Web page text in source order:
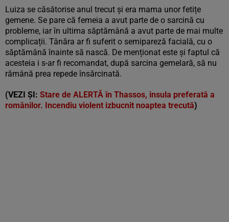
Luiza se căsătorise anul trecut și era mama unor fetițe
gemene. Se pare că femeia a avut parte de o sarcină cu
probleme, iar în ultima săptămână a avut parte de mai multe
complicații. Tânăra ar fi suferit o semipareză facială, cu o
săptămână înainte să nască. De menționat este și faptul că
acesteia i s-ar fi recomandat, după sarcina gemelară, să nu
rămână prea repede însărcinată.
(VEZI ȘI: Stare de ALERTĂ în Thassos, insula preferată a
românilor. Incendiu violent izbucnit noaptea trecută)